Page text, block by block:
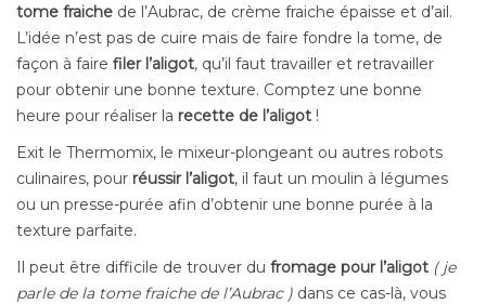
tome fraiche de l’Aubrac, de crème fraiche épaisse et d’ail.
L’idée n’est pas de cuire mais de faire fondre la tome, de
façon à faire filer l’aligot, qu’il faut travailler et retravailler
pour obtenir une bonne texture. Comptez une bonne
heure pour réaliser la recette de l’aligot !
Exit le Thermomix, le mixeur-plongeant ou autres robots
culinaires, pour réussir l’aligot, il faut un moulin à légumes
ou un presse-purée afin d’obtenir une bonne purée à la
texture parfaite.
Il peut être difficile de trouver du fromage pour l’aligot ( je
parle de la tome fraiche de l’Aubrac ) dans ce cas-là, vous